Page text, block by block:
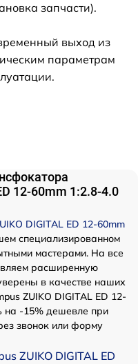
запчасти).
выход из
параметрам
12-60mm 1:2.8-4.0
DIGITAL ED 12-60mm
специализированном
мастерами. На все
расширенную
в качестве наших
ZUIKO DIGITAL ED 12-
на -15% дешевле при
звонок или форму
ZUIKO DIGITAL ED